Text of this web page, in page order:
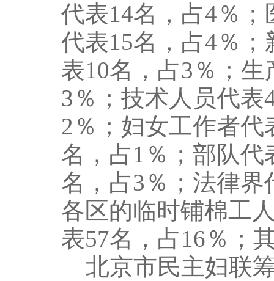
代表14名，占4％
代表15名，占4％
表10名，占3％；
3％；技术人员代
2％；妇女工作者代
名，占1％；部队代
名，占3％；法律
各区的临时铺棉工
表57名，占16％；
北京市民主妇联